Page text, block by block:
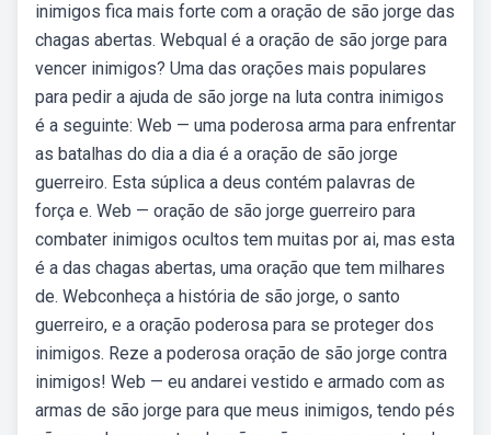
inimigos fica mais forte com a oração de são jorge das
chagas abertas. Webqual é a oração de são jorge para
vencer inimigos? Uma das orações mais populares
para pedir a ajuda de são jorge na luta contra inimigos
é a seguinte: Web — uma poderosa arma para enfrentar
as batalhas do dia a dia é a oração de são jorge
guerreiro. Esta súplica a deus contém palavras de
força e. Web — oração de são jorge guerreiro para
combater inimigos ocultos tem muitas por ai, mas esta
é a das chagas abertas, uma oração que tem milhares
de. Webconheça a história de são jorge, o santo
guerreiro, e a oração poderosa para se proteger dos
inimigos. Reze a poderosa oração de são jorge contra
inimigos! Web — eu andarei vestido e armado com as
armas de são jorge para que meus inimigos, tendo pés